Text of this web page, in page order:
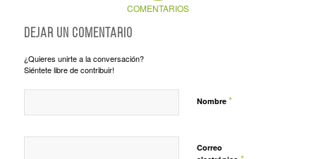
COMENTARIOS
Dejar un comentario
¿Quieres unirte a la conversación?
Siéntete libre de contribuir!
Nombre *
Correo